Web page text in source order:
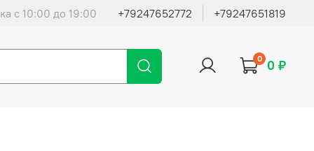
с 10:00 до 19:00 +79247652772 +79247651819
0 0 ₽